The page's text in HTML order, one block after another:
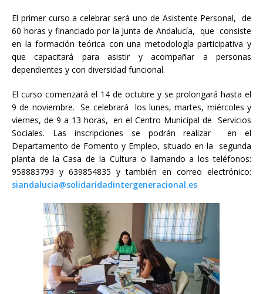
El primer curso a celebrar será uno de Asistente Personal, de
60 horas y financiado por la Junta de Andalucía, que consiste
en la formación teórica con una metodología participativa y
que capacitará para asistir y acompañar a personas
dependientes y con diversidad funcional.
El curso comenzará el 14 de octubre y se prolongará hasta el
9 de noviembre. Se celebrará los lunes, martes, miércoles y
viernes, de 9 a 13 horas, en el Centro Municipal de Servicios
Sociales. Las inscripciones se podrán realizar en el
Departamento de Fomento y Empleo, situado en la segunda
planta de la Casa de la Cultura o llamando a los teléfonos:
958883793 y 639854835 y también en correo electrónico:
siandalucia@solidaridadintergeneracional.es